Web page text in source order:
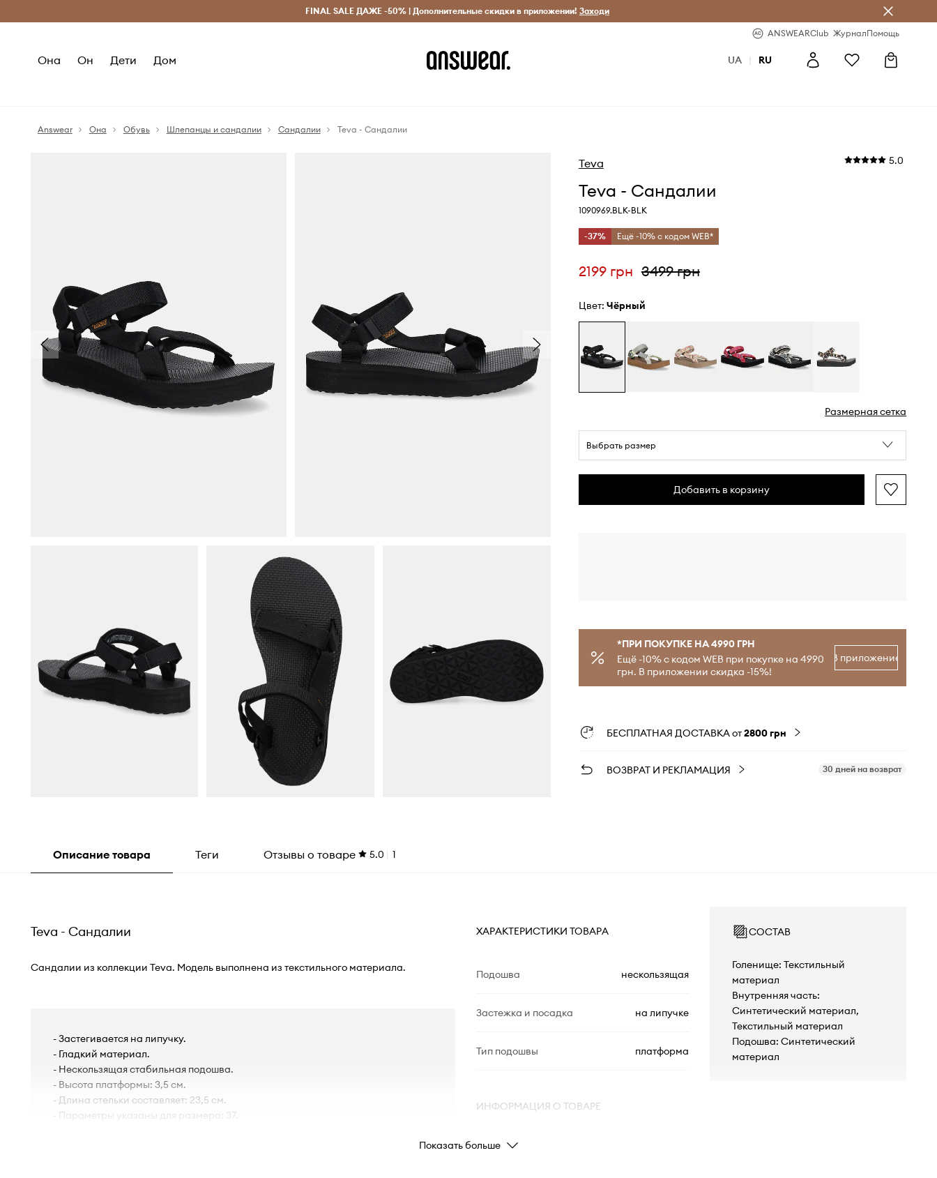
Бесплатная доставка из ЕС (от 2800 грн) Исключительно оригинальные товары Экономь с Answear Club
FINAL SALE ДАЖЕ -50% | Дополнительные скидки в приложении! Заходи
ANSWEARClub ЖурналПомощь
Она Он Дети Дом UA | RU
Answear Она Обувь Шлепанцы и сандалии Сандалии Teva - Сандалии
Teva 5.0
Teva - Сандалии
1090969.BLK-BLK
-37% Ещё -10% с кодом WEB*
2199 грн 3499 грн
Цвет: чёрный
Размерная сетка
Выбрать размер
Добавить в корзину
*ПРИ ПОКУПКЕ НА 4990 ГРН
Ещё -10% с кодом WEB при покупке на 4990
грн. В приложении скидка -15%!
В приложение
БЕСПЛАТНАЯ ДОСТАВКА от2800 грн
ВОЗВРАТ И РЕКЛАМАЦИЯ 30 дней на возврат
Описание товара Теги Отзывы о товаре 5.0 1
Teva - Сандалии
Сандалии из коллекции Teva. Модель выполнена из текстильного материала.
- Застегивается на липучку.
- Гладкий материал.
- Нескользящая стабильная подошва.
- Высота платформы: 3,5 см.
- Длина стельки составляет: 23,5 см.
- Параметры указаны для размера: 37.
ХАРАКТЕРИСТИКИ ТОВАРА
Подошва нескользящая
Застежка и посадка на липучке
Тип подошвы платформа
ИНФОРМАЦИЯ О ТОВАРЕ
Код производителя
СОСТАВ
Голенище: Текстильный
материал
Внутренняя часть:
Синтетический материал,
Текстильный материал
Подошва: Синтетический
материал
Показать больше